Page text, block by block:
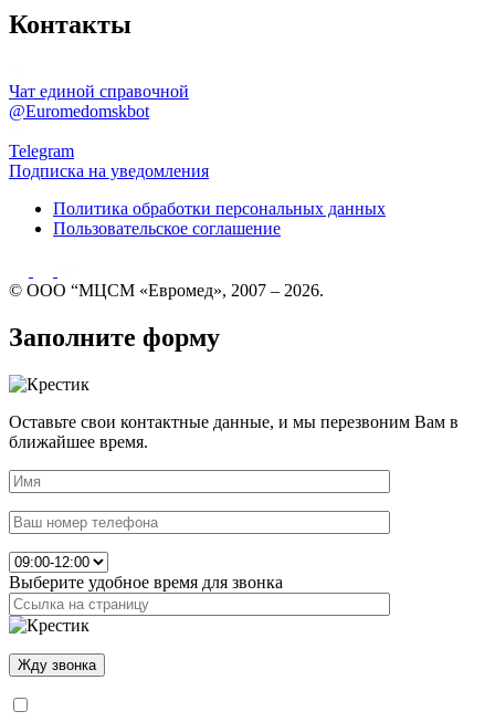
Контакты
Чат единой справочной
@Euromedomskbot
Telegram
Подписка на уведомления
Политика обработки персональных данных
Пользовательское соглашение
© ООО “МЦСМ «Евромед», 2007 – 2026.
Заполните форму
Оставьте свои контактные данные, и мы перезвоним Вам в
ближайшее время.
Выберите удобное время для звонка